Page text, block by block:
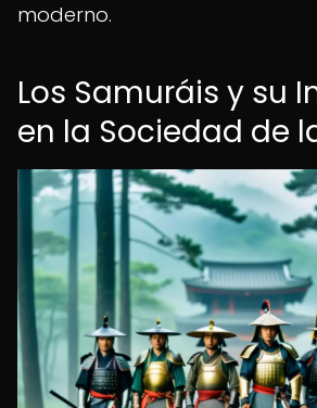
moderno.
Los Samuráis y su
en la Sociedad de